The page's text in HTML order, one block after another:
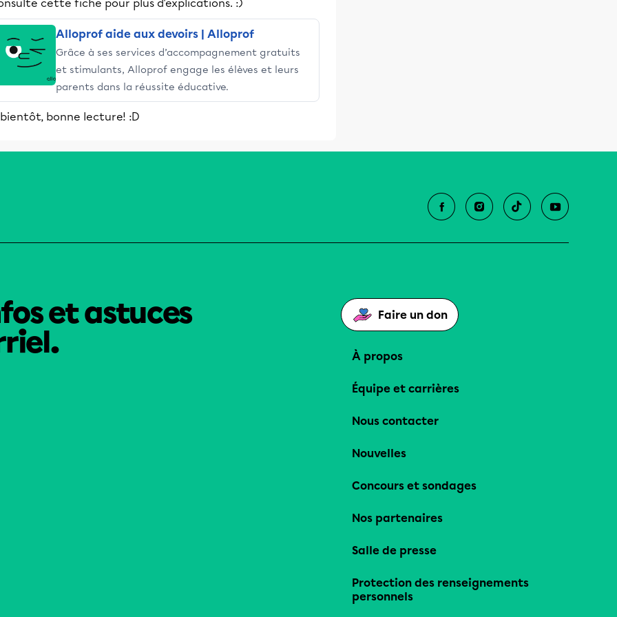
cette fiche pour plus d'explications. :)
Alloprof aide aux devoirs | Alloprof
Grâce à ses services d’accompagnement gratuits
et stimulants, Alloprof engage les élèves et leurs
parents dans la réussite éducative.
bonne lecture! :D
et astuces
Faire un don
À propos
Équipe et carrières
Nous contacter
Nouvelles
Concours et sondages
Nos partenaires
Salle de presse
Protection des renseignements
personnels